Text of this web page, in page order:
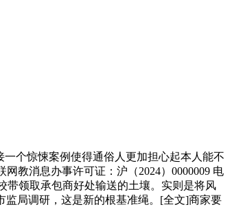
个惊悚案例使得通俗人更加担心起本人能不
教消息办事许可证：沪（2024）0000009 电
带领取承包商好处输送的土壤。实则是将风
监局调研，这是新的根基准绳。[全文]商家要